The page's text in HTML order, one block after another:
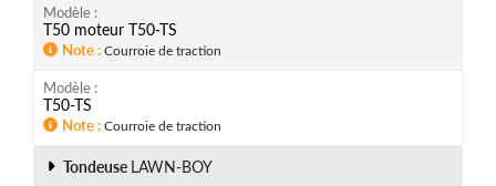
Modèle
T50 moteur T50-TS
Note Courroie de traction
Modèle
T50-TS
Note Courroie de traction
Tondeuse LAWN-BOY